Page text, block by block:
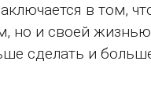
в том,
но и своей
сделать и